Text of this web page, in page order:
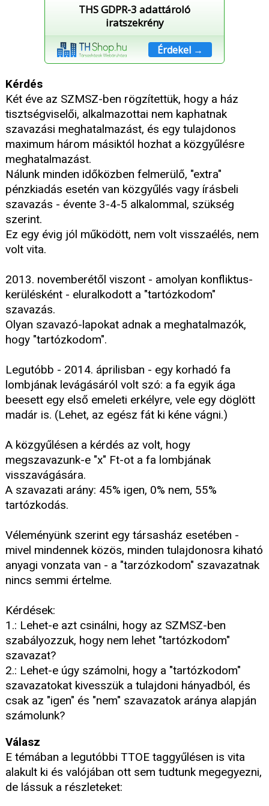
THS GDPR-3 adattároló
iratszekrény
Érdekel →
Kérdés
Két éve az SZMSZ-ben rögzítettük, hogy a ház
tisztségviselői, alkalmazottai nem kaphatnak
szavazási meghatalmazást, és egy tulajdonos
maximum három másiktól hozhat a közgyűlésre
meghatalmazást.
Nálunk minden időközben felmerülő, "extra"
pénzkiadás esetén van közgyűlés vagy írásbeli
szavazás - évente 3-4-5 alkalommal, szükség
szerint.
Ez egy évig jól működött, nem volt visszaélés, nem
volt vita.
2013. novemberétől viszont - amolyan konfliktus-
kerülésként - eluralkodott a "tartózkodom"
szavazás.
Olyan szavazó-lapokat adnak a meghatalmazók,
hogy "tartózkodom".
Legutóbb - 2014. áprilisban - egy korhadó fa
lombjának levágásáról volt szó: a fa egyik ága
beesett egy első emeleti erkélyre, vele egy döglött
madár is. (Lehet, az egész fát ki kéne vágni.)
A közgyűlésen a kérdés az volt, hogy
megszavazunk-e "x" Ft-ot a fa lombjának
visszavágására.
A szavazati arány: 45% igen, 0% nem, 55%
tartózkodás.
Véleményünk szerint egy társasház esetében -
mivel mindennek közös, minden tulajdonosra kiható
anyagi vonzata van - a "tarzózkodom" szavazatnak
nincs semmi értelme.
Kérdések:
1.: Lehet-e azt csinálni, hogy az SZMSZ-ben
szabályozzuk, hogy nem lehet "tartózkodom"
szavazat?
2.: Lehet-e úgy számolni, hogy a "tartózkodom"
szavazatokat kivesszük a tulajdoni hányadból, és
csak az "igen" és "nem" szavazatok aránya alapján
számolunk?
Válasz
E témában a legutóbbi TTOE taggyűlésen is vita
alakult ki és valójában ott sem tudtunk megegyezni,
de lássuk a részleteket: